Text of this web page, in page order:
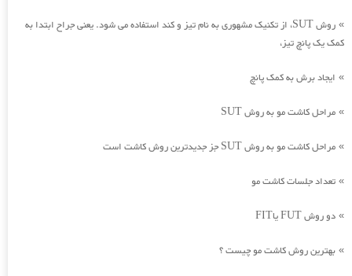
»
روش SUT، از تکنیک مشهوری به نام تیز و کند استفاده می شود. یعنی جراح ابتدا به
کمک یک پانچ تیز،
» ایجاد برش به کمک پانچ
» مراحل کاشت مو به روش SUT
» مراحل کاشت مو به روش SUT جز جدیدترین روش کاشت است
» تعداد جلسات کاشت مو
» دو روش FUT یاFIT
» بهترین روش کاشت مو چیست ؟